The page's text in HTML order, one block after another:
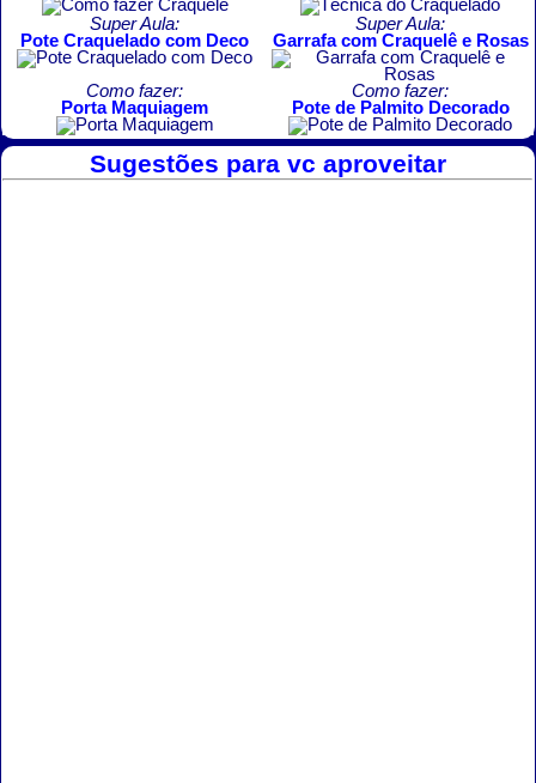
Super Aula:
Pote Craquelado com Deco
Super Aula:
Garrafa com Craquelê e Rosas
Como fazer:
Porta Maquiagem
Como fazer:
Pote de Palmito Decorado
Sugestões para vc aproveitar